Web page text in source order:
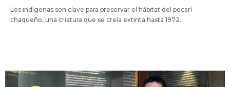
Los indígenas son clave para preservar el hábitat del pecarí
chaqueño, una criatura que se creía extinta hasta 1972.